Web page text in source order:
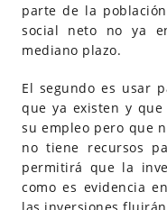
parte de la
social neto no ya
mediano plazo.
El segundo es usar
que ya existen y que
su empleo pero que
no tiene recursos
permitirá que la
como es evidencia